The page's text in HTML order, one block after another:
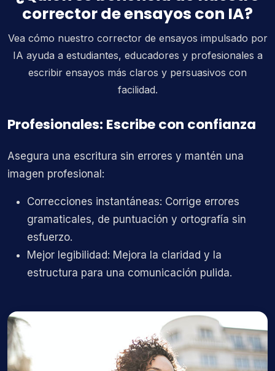
corrector de ensayos con IA?
Vea cómo nuestro corrector de ensayos impulsado por
IA ayuda a estudiantes, educadores y profesionales a
escribir ensayos más claros y persuasivos con
facilidad.
Profesionales: Escribe con confianza
Asegura una escritura sin errores y mantén una
imagen profesional:
Correcciones instantáneas: Corrige errores
gramaticales, de puntuación y ortografía sin
esfuerzo.
Mejor legibilidad: Mejora la claridad y la
estructura para una comunicación pulida.